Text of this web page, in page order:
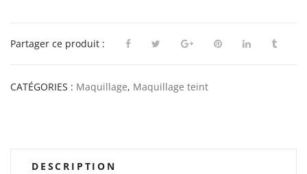
Partager ce produit :
CATÉGORIES : Maquillage, Maquillage teint
DESCRIPTION